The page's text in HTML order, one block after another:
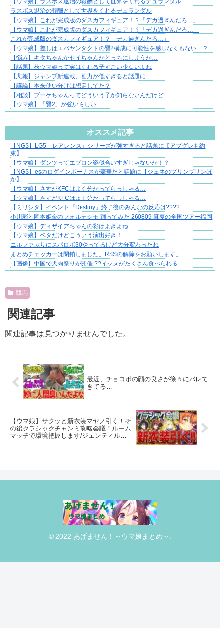
ラスボス退治の報酬として世界をくれるデュランダル
【ウマ娘】これが完成版のダスカフィギュア！？「デカ過ぎんだろ…」
【ウマ娘】これが完成版のダスカフィギュア！？「デカ過ぎんだろ…」
これが完成版のダスカフィギュア！？「デカ過ぎんだろ…」
【ウマ娘】差しはエバヤンタクトの賢2構成に可能性を感じなくもない…？
【悩み】キタちゃんかセイちゃんかどっちにしようか…
【話題】秋ウマ娘って実はくれる子すごい少ないよね
【悲報】ジャンプ新連載、画力が低すぎると話題に
【議論】本来使い分けは想定してた？
【相談】ブーケちゃんってどういう子か知らないんだけど
【ウマ娘】「賢2」が強いらしい
オススメ記事
平穏が少しずつ壊れていく家族の物語。
【NGS】LG5「レアレンス」シリーズが強すぎると話題に【アプグレも約
束】
【ウマ娘】ダンツってエプロン姿似合いすぎじゃないか！？
【NGS】esのログインボーナスが豪華だと話題に【ジェネのプリンプリンほ
か】
【ウマ娘】さすがKFCはよく分かってらっしゃる…
【ウマ娘】さすがKFCはよく分かってらっしゃる…
【ミリシタ】イベント『Destiny』終了後のみんなの反応は????
小川彩と岡本姫奈のフォルテシモ 踊ってみた 260809 真夏の全国ツアー福岡
【ウマ娘】ディザイアちゃんの彩はよきよね
【ウマ娘】ベタだけどこういう演出好き！
ニルファぶりにスパロボ30やってるけど大分変わったね
まとめチェッカーは閉鎖しました。RSSの解除をお願いします。
【画像】中国で犬肉祭りが開催 ??イッヌがたくさん食べられる
競馬
関連記事
関連記事は見つかりませんでした。
最近、チョコボの顔の良さが徐々にバレて
きてる…
【ウマ娘】サクッと新衣装マヤノ引く！そ
の後クラシックチャンミ攻略会議！ルーム
マッチで環境把握します/ジェンティルド
© 2022 あげません！～ウマ娘まとめ～.